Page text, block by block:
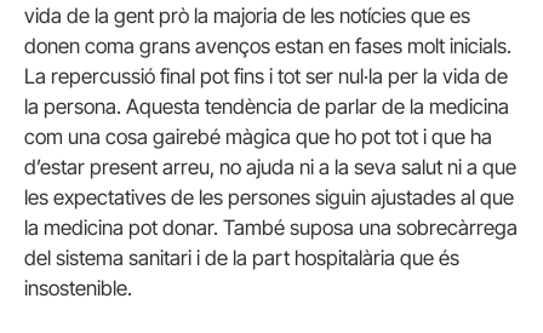
vida de la gent prò la majoria de les notícies que es
donen coma grans avenços estan en fases molt inicials.
La repercussió final pot fins i tot ser nul·la per la vida de
la persona. Aquesta tendència de parlar de la medicina
com una cosa gairebé màgica que ho pot tot i que ha
d’estar present arreu, no ajuda ni a la seva salut ni a que
les expectatives de les persones siguin ajustades al que
la medicina pot donar. També suposa una sobrecàrrega
del sistema sanitari i de la part hospitalària que és
insostenible.